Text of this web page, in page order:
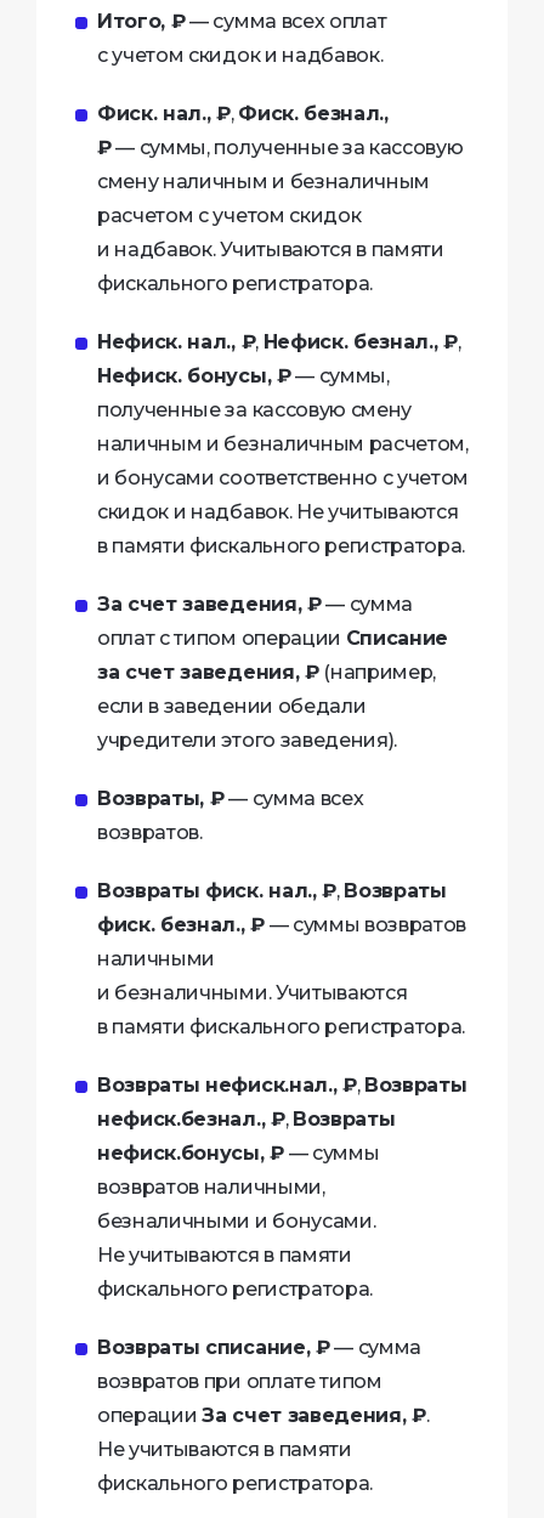
Итого, ₽— сумма всех оплат
с учетом скидок и надбавок.
Фиск. нал., ₽, Фиск. безнал.,
₽— суммы, полученные за кассовую
смену наличным и безналичным
расчетом с учетом скидок
и надбавок. Учитываются в памяти
фискального регистратора.
Нефиск. нал., ₽, Нефиск. безнал., ₽,
Нефиск. бонусы, ₽— суммы,
полученные за кассовую смену
наличным и безналичным расчетом,
и бонусами соответственно с учетом
скидок и надбавок. Не учитываются
в памяти фискального регистратора.
За счет заведения, ₽— сумма
оплат с типом операции Списание
за счет заведения, ₽(например,
если в заведении обедали
учредители этого заведения).
Возвраты, ₽— сумма всех
возвратов.
Возвраты фиск. нал., ₽, Возвраты
фиск. безнал., ₽— суммы возвратов
наличными
и безналичными. Учитываются
в памяти фискального регистратора.
Возвраты нефиск.нал., ₽, Возвраты
нефиск.безнал., ₽, Возвраты
нефиск.бонусы, ₽— суммы
возвратов наличными,
безналичными и бонусами.
Не учитываются в памяти
фискального регистратора.
Возвраты списание, ₽— сумма
возвратов при оплате типом
операцииЗа счет заведения, ₽.
Не учитываются в памяти
фискального регистратора.